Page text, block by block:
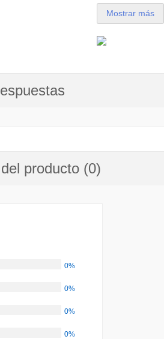
Mostrar más
producto (0)
0%
0%
0%
0%